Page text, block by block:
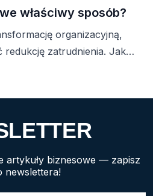
właściwy sposób?
organizacyjną,
redukcję zatrudnienia. Jak
i efektywnie? Szybkie
cięciem rozwiązać
pracowników, powinny być
zaufanie pozostałych
artykuły biznesowe — zapisz
newslettera!